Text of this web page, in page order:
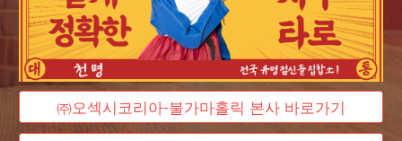
㈜오섹시코리아-불가마홀릭 본사 바로가기